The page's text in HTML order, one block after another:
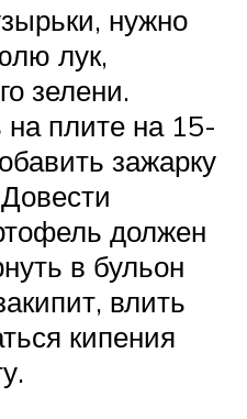
нужно
лук,
зелени.
на плите на 15-
зажарку
должен
в бульон
влить
кипения